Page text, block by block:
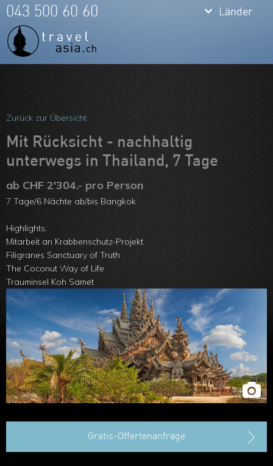
Team
Über uns
Feedbacks
Kontakt
keyboard_arrow_down Länder
Kambodscha
keyboard_arrow_down Länder
043 500 60 60
Zurück zur Übersicht
Mit Rücksicht - nachhaltig
unterwegs in Thailand, 7 Tage
ab CHF 2'304.- pro Person
7 Tage/6 Nächte ab/bis Bangkok
Highlights:
Mitarbeit an Krabbenschutz-Projekt
Filigranes Sanctuary of Truth
The Coconut Way of Life
Trauminsel Koh Samet
Gratis-Offertenanfrage